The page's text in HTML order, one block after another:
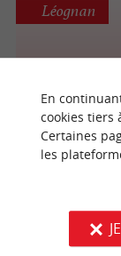
Léognan
En
cookies tiers
Certaines
les